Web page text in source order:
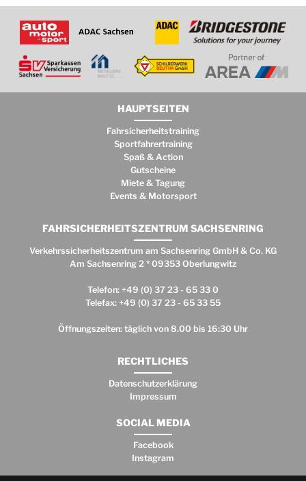
HAUPTSEITEN
Fahrsicherheitstraining
Sportfahrertraining
Spaß & Action
Gutscheine
Miete & Tagung
Events & Motorsport
FAHRSICHERHEITSZENTRUM SACHSENRING
Verkehrssicherheitszentrum am Sachsenring GmbH & Co. KG
Am Sachsenring 2 * 09353 Oberlungwitz
Telefon: +49 (0) 37 23 - 65 33 0
Telefax: +49 (0) 37 23 - 65 33 55
Öffnungszeiten: täglich von 8.00 bis 16:30 Uhr
RECHTLICHES
Datenschutzerklärung
Impressum
SOCIAL MEDIA
Facebook
Instagram